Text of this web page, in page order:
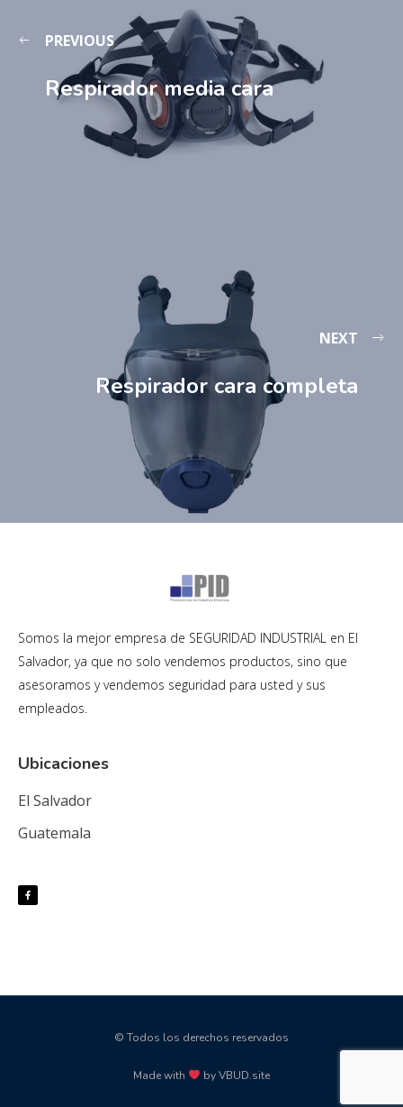
PREVIOUS
Respirador media cara
NEXT
Respirador cara completa
Somos la mejor empresa de SEGURIDAD INDUSTRIAL en El
Salvador, ya que no solo vendemos productos, sino que
asesoramos y vendemos seguridad para usted y sus
empleados.
Ubicaciones
El Salvador
Guatemala
© Todos los derechos reservados
Made with by VBUD.site